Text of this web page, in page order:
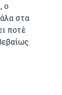
ο
στα
ποτέ